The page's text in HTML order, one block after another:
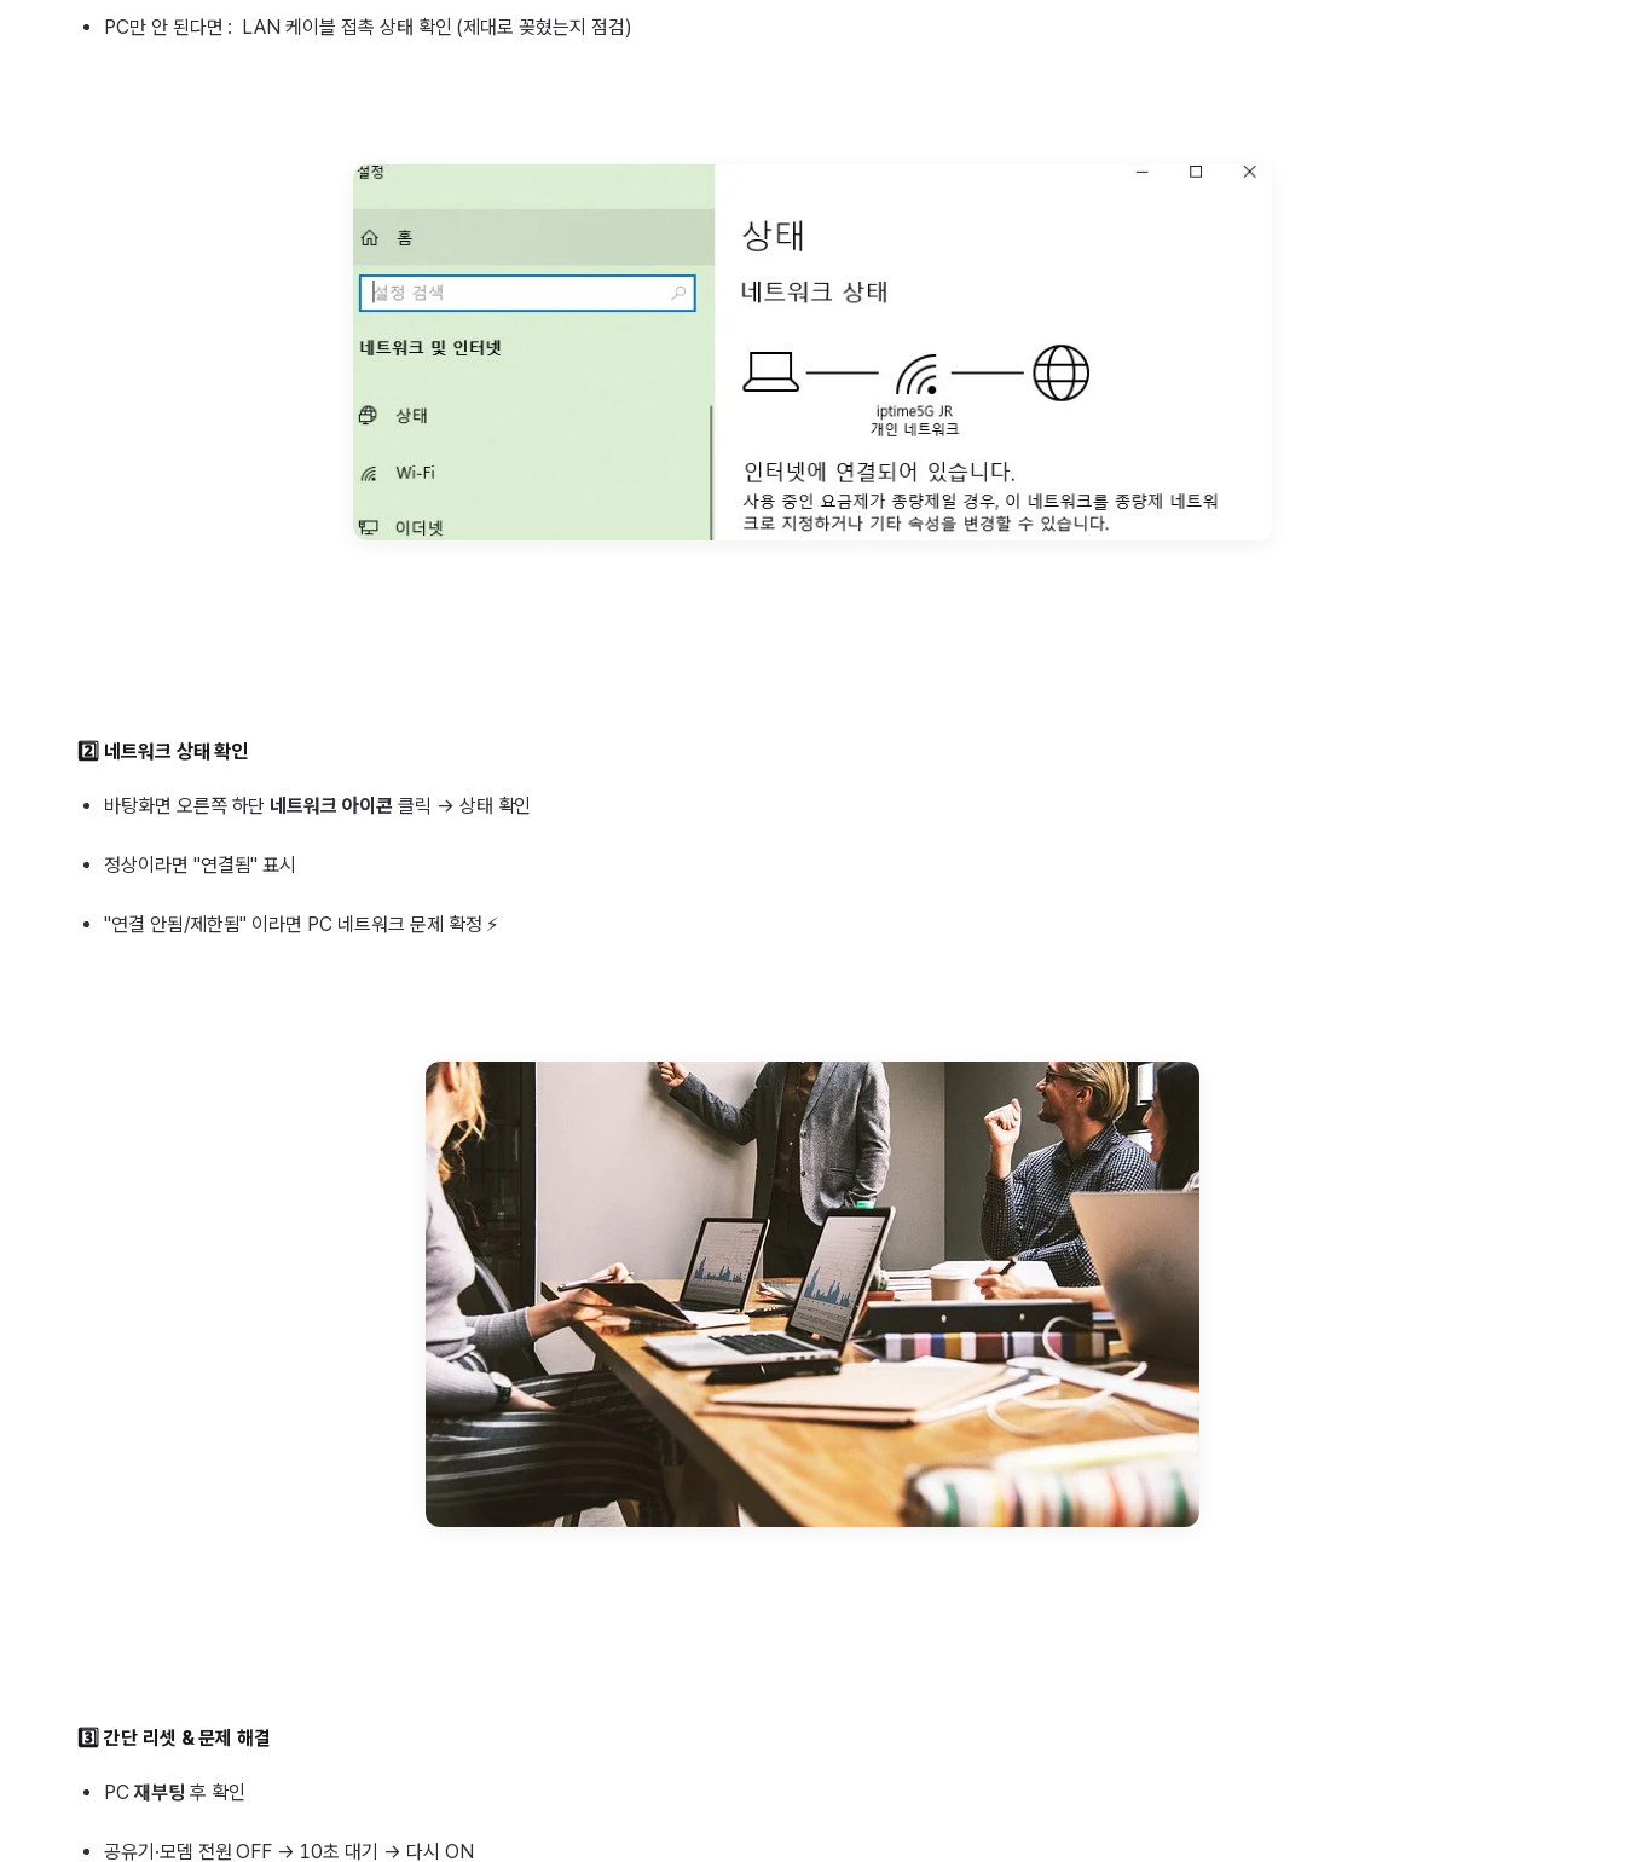
PC만 안 된다면 : LAN 케이블 접촉 상태 확인 (제대로 꽂혔는지 점검)
2️⃣ 네트워크 상태 확인
바탕화면 오른쪽 하단 네트워크 아이콘 클릭 → 상태 확인
정상이라면 "연결됨" 표시
"연결 안됨/제한됨" 이라면 PC 네트워크 문제 확정 ⚡
3️⃣ 간단 리셋 & 문제 해결
PC 재부팅 후 확인
공유기·모뎀 전원 OFF → 10초 대기 → 다시 ON